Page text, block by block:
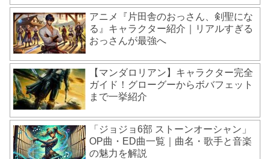
アニメ『片田舎のおっさん、剣聖にな
る』キャラクター紹介｜リアルすぎる
おっさんが最強へ
【マンダロリアン】キャラクター完全
ガイド！グローグーからボバフェット
まで一挙紹介
「ジョジョ6部 ストーンオーシャン」
OP曲・ED曲一覧｜曲名・歌手と音楽
の魅力を解説